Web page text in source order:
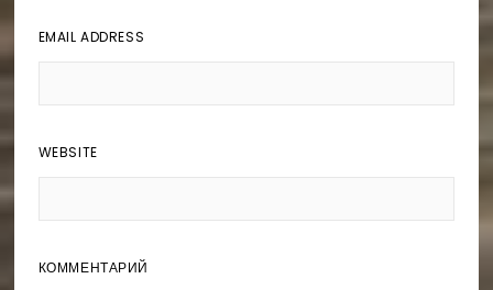
EMAIL ADDRESS
WEBSITE
КОММЕНТАРИЙ